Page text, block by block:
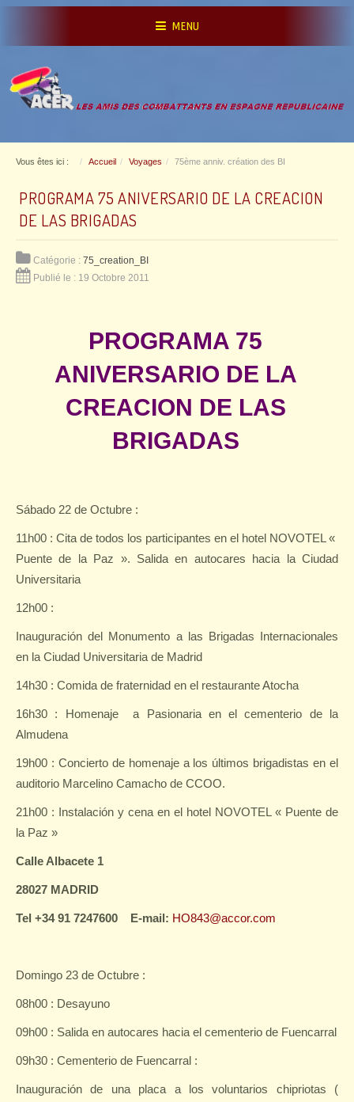
MENU
Vous êtes ici : Accueil Voyages 75ème anniv. création des BI
PROGRAMA 75 ANIVERSARIO DE LA CREACION
DE LAS BRIGADAS
Catégorie : 75_creation_BI
Publié le : 19 Octobre 2011
PROGRAMA 75
ANIVERSARIO DE LA
CREACION DE LAS
BRIGADAS
Sábado 22 de Octubre :
11h00 : Cita de todos los participantes en el hotel NOVOTEL «
Puente de la Paz ». Salida en autocares hacia la Ciudad
Universitaria
12h00 :
Inauguración del Monumento a las Brigadas Internacionales
en la Ciudad Universitaria de Madrid
14h30 : Comida de fraternidad en el restaurante Atocha
16h30 : Homenaje
a Pasionaria en el cementerio de la
Almudena
19h00 : Concierto de homenaje a los últimos brigadistas en el
auditorio Marcelino Camacho de CCOO.
21h00 : Instalación y cena en el hotel NOVOTEL « Puente de
la Paz »
Calle Albacete 1
28027 MADRID
Tel +34 91 7247600 E-mail: HO843@accor.com
Domingo 23 de Octubre :
08h00 : Desayuno
09h00 : Salida en autocares hacia el cementerio de Fuencarral
09h30 : Cementerio de Fuencarral :
Inauguración de una placa a los voluntarios chipriotas (